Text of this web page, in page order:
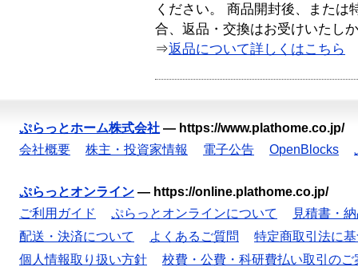
ください。 商品開封後、または
合、返品・交換はお受けいたし
⇒返品について詳しくはこちら
ぷらっとホーム株式会社 — https://www.plathome.co.jp/
会社概要
株主・投資家情報 電子公告 OpenBlocks
ぷらっとオンライン — https://online.plathome.co.jp/
ご利用ガイド
ぷらっとオンラインについて
見積書・
配送・決済について
よくあるご質問
特定商取引法に
個人情報取り扱い方針
校費・公費・科研費払い取引のご